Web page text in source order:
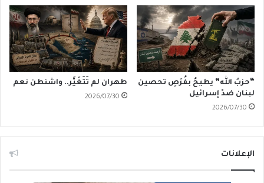
“حزبُ الله” يطيحُ بفُرَصِ تحصين
لبنان ضدّ إسرائيل
2026/07/30
طهران لم تَتَغَيَّر.. واشنطن نعم
2026/07/30
الإعلانات